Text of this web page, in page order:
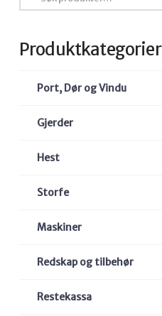
etter:
Produktkategorier
Port, Dør og Vindu
Gjerder
Hest
Storfe
Maskiner
Redskap og tilbehør
Restekassa